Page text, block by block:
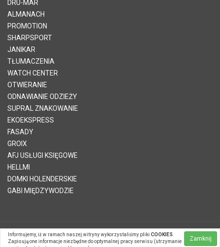
DRU-MAR
ALMANACH
PROMOTION
SHARPSPORT
JANIKAR
TŁUMACZENIA
WATCH CENTER
OTWIERANIE
ODNAWIANIE ODZIEŻY
SUPRAL ZNAKOWANIE
EKOEKSPRESS
FASADY
GROIX
AFJ USŁUGI KSIĘGOWE
HELLMI
DOMKI HOLENDERSKIE
GABI MIĘDZYWODZIE
© 2026 Telvinet Sp. z o.o. | Kopiowanie treści zabronione |
Zamknij
Informujemy, iż w ramach naszej witryny wykorzystaliśmy pliki COOKIES
Zapisują one informacje niezbędne do optymalnej pracy serwisu (utrzymanie